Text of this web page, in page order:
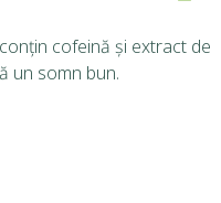
cofeină și extract de
un somn bun.